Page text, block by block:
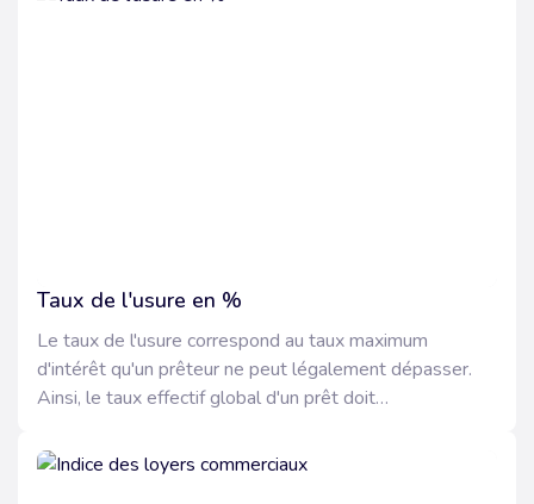
Taux de l'usure en %
Le taux de l'usure correspond au taux maximum
d'intérêt qu'un prêteur ne peut légalement dépasser.
Ainsi, le taux effectif global d'un prêt doit